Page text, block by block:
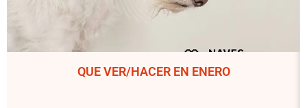
QUE VER/HACER EN ENERO